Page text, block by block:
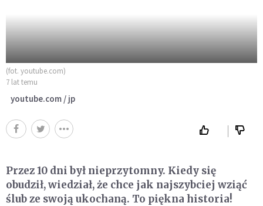
(fot. youtube.com)
7 lat temu
youtube.com / jp
Przez 10 dni był nieprzytomny. Kiedy się
obudził, wiedział, że chce jak najszybciej wziąć
ślub ze swoją ukochaną. To piękna historia!